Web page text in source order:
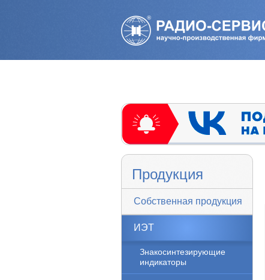
Продукция
Собственная продукция
ИЭТ
Знакосинтезирующие
индикаторы